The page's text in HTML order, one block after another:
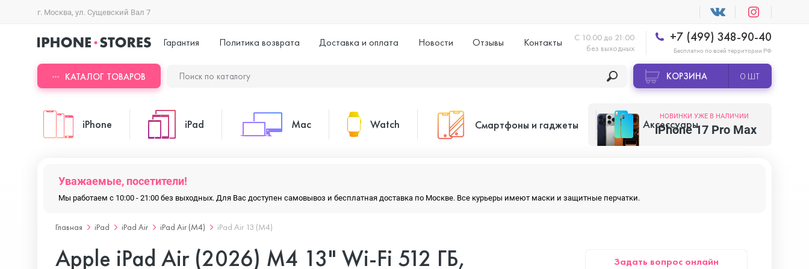
г. Москва, ул. Сущевский Вал 7
Гарантия Политика возврата Доставка и оплата Новости Отзывы Контакты
С 10:00 до 21:00
без выходных
+7 (499) 348-90-40
Бесплатно по всей территории РФ
КАТАЛОГ ТОВАРОВ КОРЗИНА 0 ШТ
iPhone
iPhone 17 Pro
iPad
iPad Air
Mac Watch Смартфоны и гаджеты Аксессуары
НОВИНКИ УЖЕ В НАЛИЧИИ
iPhone 17 Pro Max
Уважаемые, посетители!
Мы работаем с 10:00 - 21:00 без выходных. Для Вас доступен самовывоз и бесплатная доставка по Москве. Все курьеры имеют маски и защитные перчатки.
Главная iPad iPad Air iPad Air (M4) iPad Air 13 (M4)
Apple iPad Air (2026) M4 13" Wi-Fi 512 ГБ,
Задать вопрос онлайн